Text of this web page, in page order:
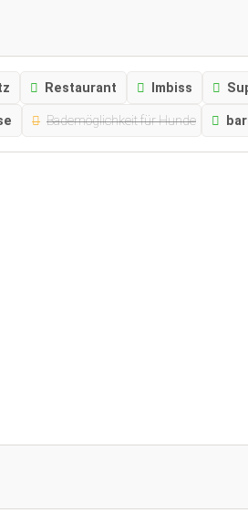
Restaurant Imbiss
Bademöglichkeit für Hunde